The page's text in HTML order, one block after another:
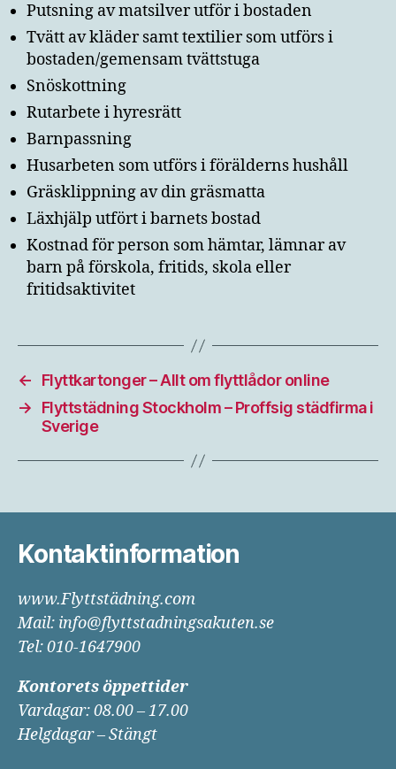
Putsning av matsilver utför i bostaden
Tvätt av kläder samt textilier som utförs i
bostaden/gemensam tvättstuga
Snöskottning
Rutarbete i hyresrätt
Barnpassning
Husarbeten som utförs i förälderns hushåll
Gräsklippning av din gräsmatta
Läxhjälp utfört i barnets bostad
Kostnad för person som hämtar, lämnar av
barn på förskola, fritids, skola eller
fritidsaktivitet
←
Flyttkartonger – Allt om flyttlådor online
→
Flyttstädning Stockholm – Proffsig städfirma i
Sverige
Kontaktinformation
www.Flyttstädning.com
Mail: info@flyttstadningsakuten.se
Tel: 010-1647900
Kontorets öppettider
Vardagar: 08.00 – 17.00
Helgdagar – Stängt